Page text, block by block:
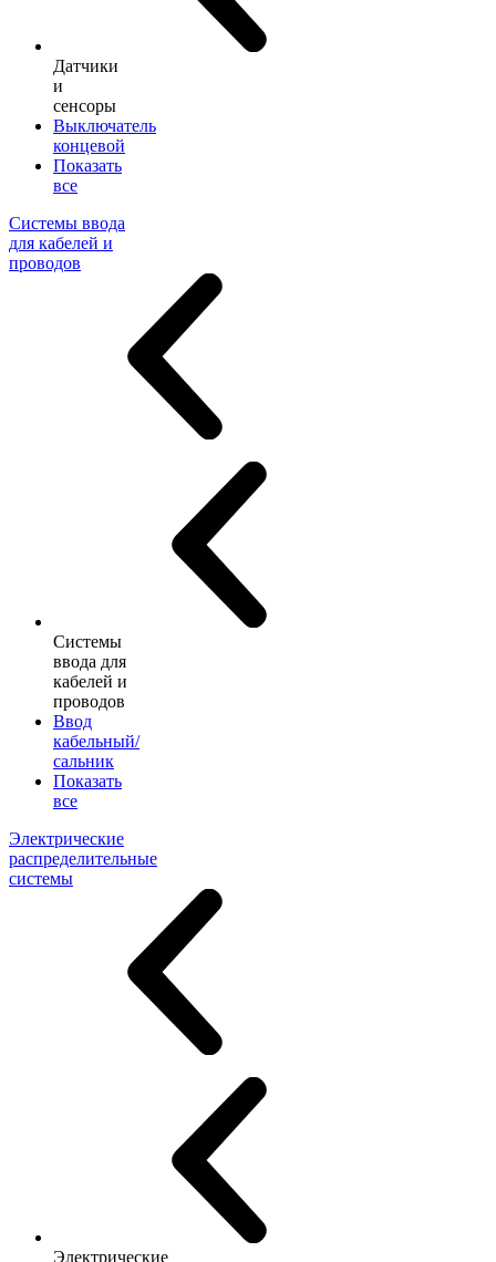
Датчики
и
сенсоры
Выключатель
концевой
Показать
все
Системы ввода
для кабелей и
проводов
Системы
ввода для
кабелей и
проводов
Ввод
кабельный/
сальник
Показать
все
Электрические
распределительные
системы
Электрические